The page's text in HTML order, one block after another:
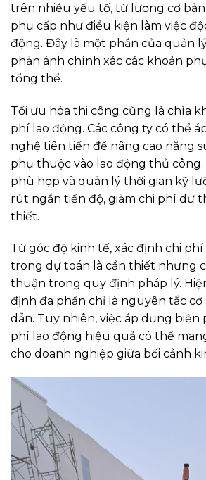
trên nhiều yếu tố, từ lương cơ
phụ cấp như điều kiện làm việc
động. Đây là một phần của quản
phản ánh chính xác các khoản
tổng thể.
Tối ưu hóa thi công cũng là chìa
phí lao động. Các công ty có thể
nghệ tiên tiến để nâng cao năng
phụ thuộc vào lao động thủ công.
phù hợp và quản lý thời gian kỹ
rút ngắn tiến độ, giảm chi phí dư
thiết.
Từ góc độ kinh tế, xác định chi
trong dự toán là cần thiết nhưng
thuận trong quy định pháp lý.
định đa phần chỉ là nguyên tắc cơ
dẫn. Tuy nhiên, việc áp dụng biện
phí lao động hiệu quả có thể
cho doanh nghiệp giữa bối cảnh